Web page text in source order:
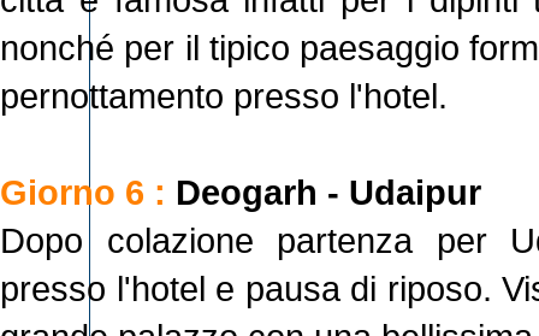
nonché per il tipico paesaggio
pernottamento presso l'hotel.
Giorno 6 : Deogarh - Udaipur
Dopo colazione partenza per
presso l'hotel e pausa di riposo.